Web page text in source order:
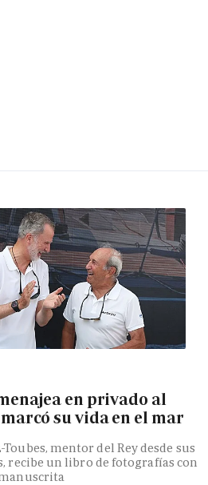
en privado al
su vida en el mar
mentor del Rey desde sus
recibe un libro de fotografías con